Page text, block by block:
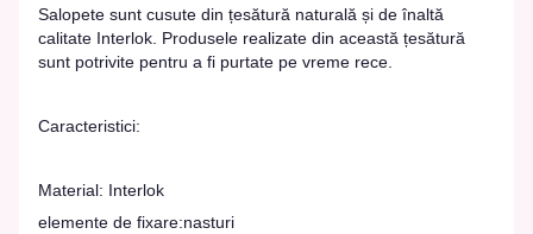
Salopete sunt cusute din țesătură naturală și de înaltă
calitate Interlok. Produsele realizate din această țesătură
sunt potrivite pentru a fi purtate pe vreme rece.
Caracteristici:
Material: Interlok
elemente de fixare:nasturi